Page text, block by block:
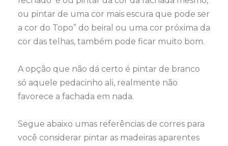
ou pintar de uma cor mais escura que pode ser
a cor do Topo” do beiral ou uma cor próxima da
cor das telhas, também pode ficar muito bom.
A opção que não dá certo é pintar de branco
só aquele pedacinho ali, realmente não
favorece a fachada em nada.
Segue abaixo umas referências de corres para
você considerar pintar as madeiras aparentes